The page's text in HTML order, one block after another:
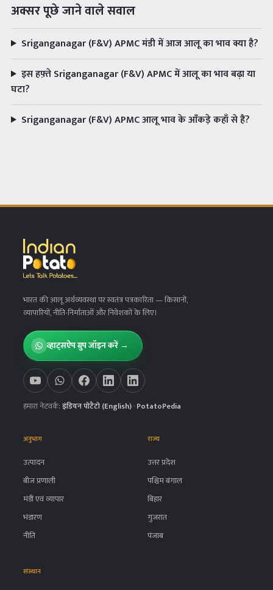
अक्सर पूछे जाने वाले सवाल
Sriganganagar (F&V) APMC मंडी में आज आलू का भाव क्या है?
इस हफ़्ते Sriganganagar (F&V) APMC में आलू का भाव बढ़ा या
घटा?
Sriganganagar (F&V) APMC आलू भाव के आँकड़े कहाँ से हैं?
भारत की आलू अर्थव्यवस्था पर स्वतंत्र पत्रकारिता— किसानों,
व्यापारियों, नीति-निर्माताओं और निवेशकों के लिए।
व्हाट्सऐप ग्रुप जॉइन करें →
हमारा नेटवर्क:इंडियन पोटैटो (English)·PotatoPedia
अनुभाग
उत्पादन
बीज प्रणाली
मंडी एवं व्यापार
भंडारण
नीति
राज्य
उत्तर प्रदेश
पश्चिम बंगाल
बिहार
गुजरात
पंजाब
संस्थान